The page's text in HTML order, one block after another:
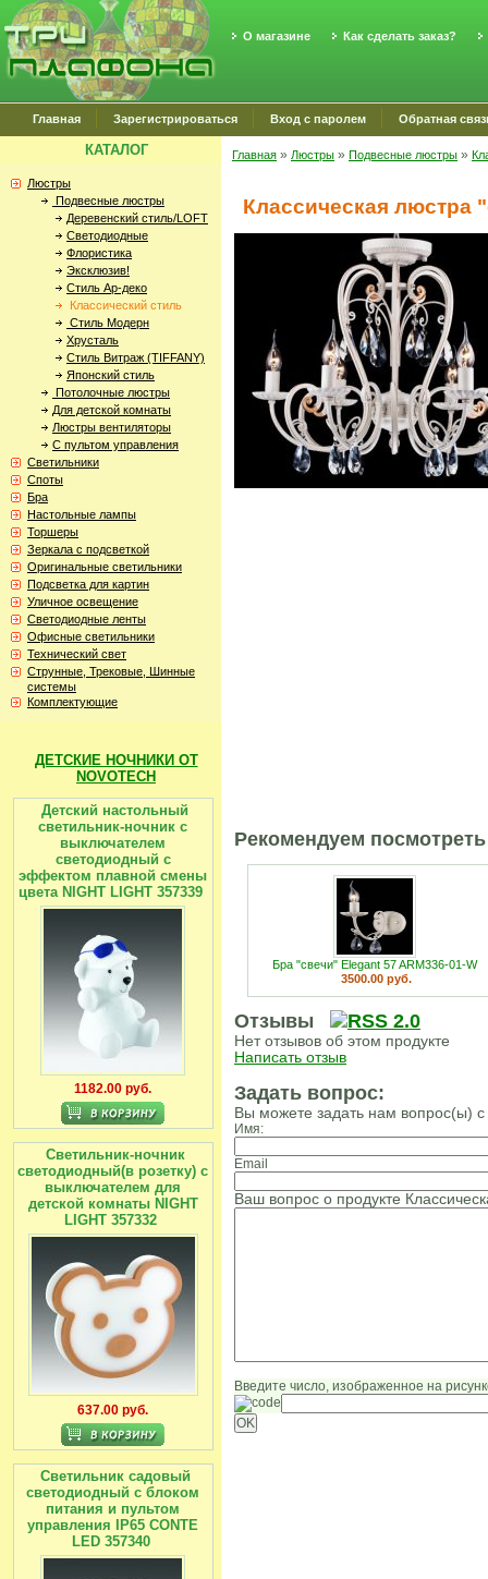
О магазине Как сделать заказ?
Главная Зарегистрироваться Вход с паролем Обратная
КАТАЛОГ
Люстры
Подвесные люстры
Деревенский стиль/LOFT
Светодиодные
Флористика
Эксклюзив!
Стиль Ар-деко
Классический стиль
Стиль Модерн
Хрусталь
Стиль Витраж (TIFFANY)
Японский стиль
Потолочные люстры
Для детской комнаты
Люстры вентиляторы
С пультом управления
Светильники
Споты
Бра
Настольные лампы
Торшеры
Зеркала с подсветкой
Оригинальные светильники
Подсветка для картин
Уличное освещение
Светодиодные ленты
Офисные светильники
Технический свет
Струнные, Трековые, Шинные
системы
Комплектующие
ДЕТСКИЕ НОЧНИКИ ОТ
NOVOTECH
Детский настольный
светильник-ночник с
выключателем
светодиодный с
эффектом плавной смены
цвета NIGHT LIGHT 357339
1182.00 руб.
Светильник-ночник
светодиодный(в розетку) с
выключателем для
детской комнаты NIGHT
LIGHT 357332
637.00 руб.
Светильник садовый
светодиодный с блоком
питания и пультом
управления IP65 CONTE
LED 357340
Главная » Люстры » Подвесные люстры »
Классическая люстра
Рекомендуем посмотреть
Бра "свечи" Elegant 57 ARM336-01-W
3500.00 руб.
Отзывы
Нет отзывов об этом продукте
Написать отзыв
Задать вопрос:
Вы можете задать нам
Имя:
Email
Ваш вопрос о продукте
Введите число, изображенное на